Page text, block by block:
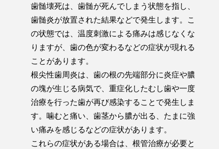
歯髄壊死は、歯髄が死んでしまう状態を指し、
歯髄炎が放置された結果などで発生します。こ
の状態では、温度刺激による痛みは感じなくな
りますが、歯の色が変わるなどの症状が現れる
ことがあります。
根尖性歯周炎は、歯の根の先端部分に炎症や膿
の塊が生じる病気で、重症化したむし歯や一度
治療を行った歯が再び感染することで発生しま
す。噛むと痛い、歯茎から膿が出る、たまに強
い痛みを感じるなどの症状があります。
これらの症状がある場合は、根管治療が必要と